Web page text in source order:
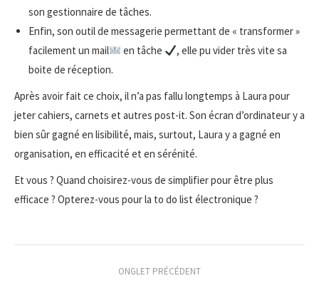
son gestionnaire de tâches.
Enfin, son outil de messagerie permettant de « transformer »
facilement un mail
en tâche
, elle pu vider très vite sa
boite de réception.
Après avoir fait ce choix, il n’a pas fallu longtemps à Laura pour
jeter cahiers, carnets et autres post-it. Son écran d’ordinateur y a
bien sûr gagné en lisibilité, mais, surtout, Laura y a gagné en
organisation, en efficacité et en sérénité.
Et vous ? Quand choisirez-vous de simplifier pour être plus
efficace ? Opterez-vous pour la to do list électronique ?
ONGLET PRÉCÉDENT